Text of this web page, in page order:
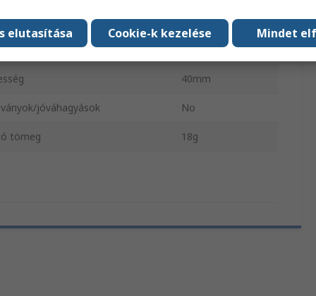
22mm
130mm
40mm
jóváhagyások No
tömeg 18g
Mindet
Cookie-k kezelése
elutasítása